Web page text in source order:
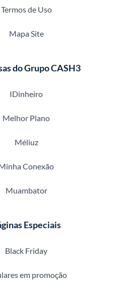
Termos de Uso
Mapa Site
do Grupo CASH3
IDinheiro
Melhor Plano
Méliuz
Conexão
Muambator
Especiais
Black Friday
em promoção